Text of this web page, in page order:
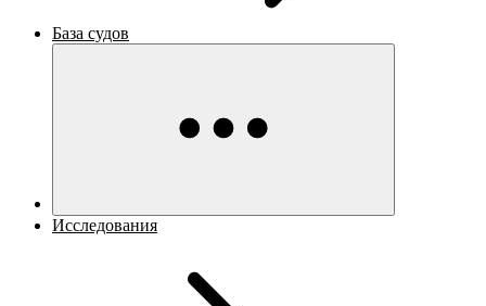
База судов
Исследования